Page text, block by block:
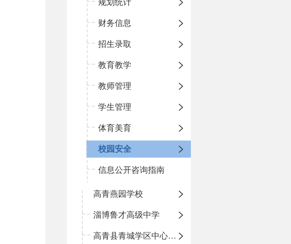
规划统计
财务信息
招生录取
教育教学
教师管理
学生管理
体育美育
校园安全
信息公开咨询指南
高青燕园学校
淄博鲁才高级中学
高青县青城学区中心小学